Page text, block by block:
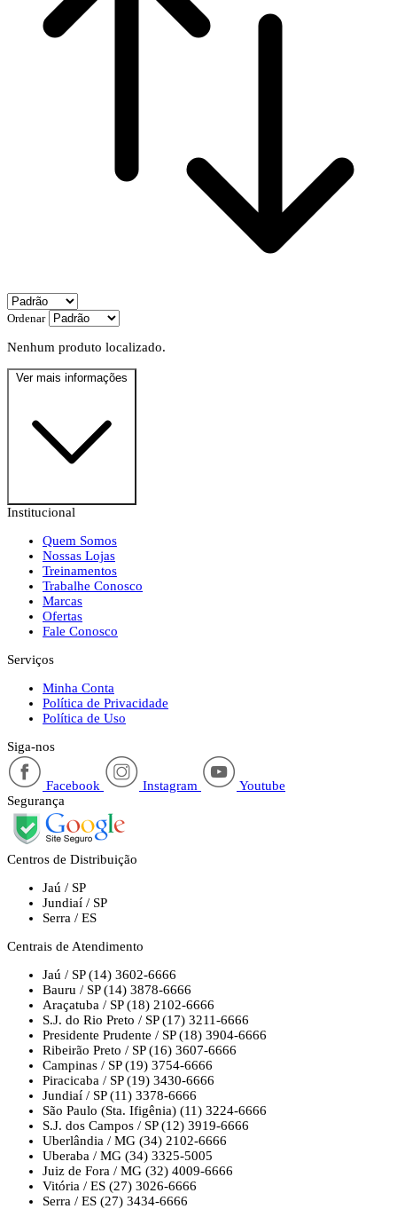
Ordenar
Nenhum produto localizado.
Ver mais informações
Institucional
Quem Somos
Nossas Lojas
Treinamentos
Trabalhe Conosco
Marcas
Ofertas
Fale Conosco
Serviços
Minha Conta
Política de Privacidade
Política de Uso
Siga-nos
Facebook Instagram
Youtube
Segurança
Centros de Distribuição
Jaú / SP
Jundiaí / SP
Serra / ES
Centrais de Atendimento
Jaú / SP (14) 3602-6666
Bauru / SP (14) 3878-6666
Araçatuba / SP (18) 2102-6666
S.J. do Rio Preto / SP (17) 3211-6666
Presidente Prudente / SP (18) 3904-6666
Ribeirão Preto / SP (16) 3607-6666
Campinas / SP (19) 3754-6666
Piracicaba / SP (19) 3430-6666
Jundiaí / SP (11) 3378-6666
São Paulo (Sta. Ifigênia) (11) 3224-6666
S.J. dos Campos / SP (12) 3919-6666
Uberlândia / MG (34) 2102-6666
Uberaba / MG (34) 3325-5005
Juiz de Fora / MG (32) 4009-6666
Vitória / ES (27) 3026-6666
Serra / ES (27) 3434-6666